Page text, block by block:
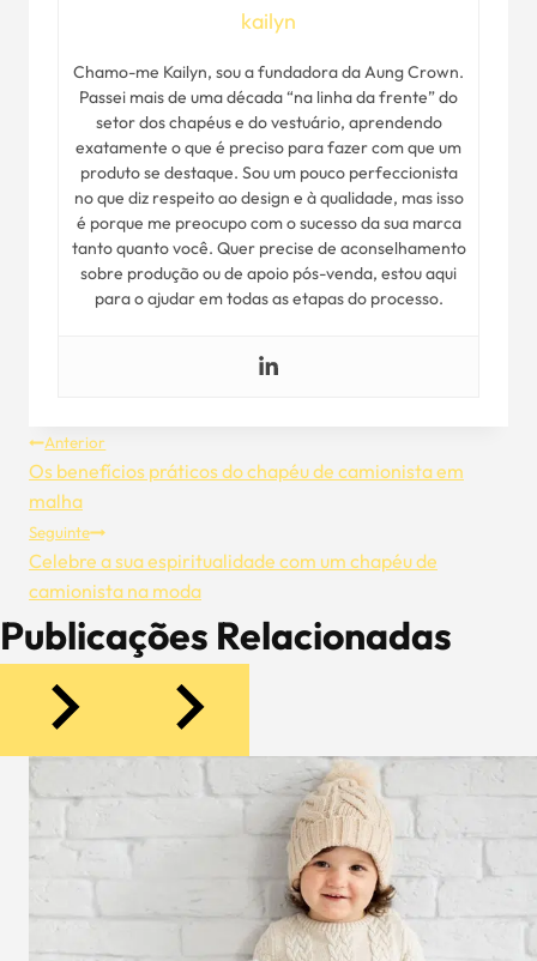
kailyn
Chamo-me Kailyn, sou a fundadora da Aung Crown.
Passei mais de uma década “na linha da frente” do
setor dos chapéus e do vestuário, aprendendo
exatamente o que é preciso para fazer com que um
produto se destaque. Sou um pouco perfeccionista
no que diz respeito ao design e à qualidade, mas isso
é porque me preocupo com o sucesso da sua marca
tanto quanto você. Quer precise de aconselhamento
sobre produção ou de apoio pós-venda, estou aqui
para o ajudar em todas as etapas do processo.
Navegação
De
Artigos
Anterior
Os benefícios práticos do chapéu de camionista em
malha
Seguinte
Celebre a sua espiritualidade com um chapéu de
camionista na moda
Publicações Relacionadas